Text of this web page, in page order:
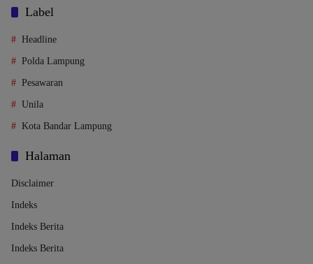
Label
Headline
Polda Lampung
Pesawaran
Unila
Kota Bandar Lampung
Halaman
Disclaimer
Indeks
Indeks Berita
Indeks Berita